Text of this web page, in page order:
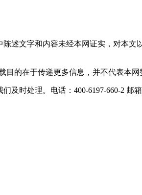
述文字和内容未经本网证实，对本
的在于传递更多信息，并不代表本网
时处理。电话：400-6197-660-2 邮箱